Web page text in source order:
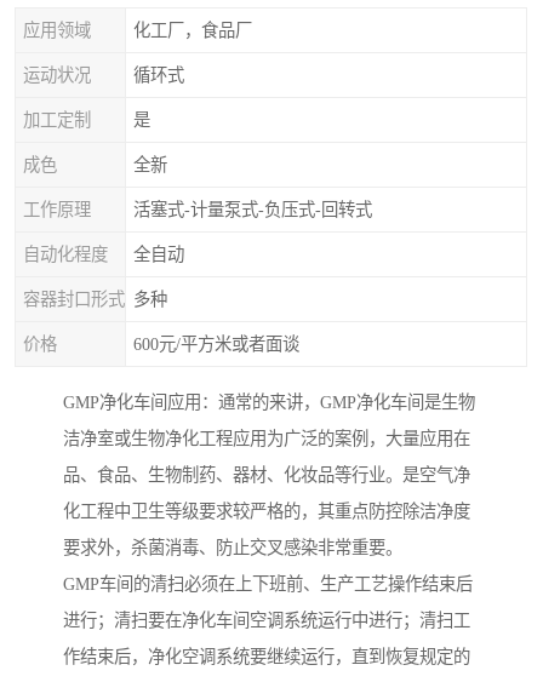
应用领域 化工厂，食品厂
运动状况 循环式
加工定制 是
成色 全新
工作原理 活塞式-计量泵式-负压式-回转式
自动化程度 全自动
容器封口形式 多种
价格 600元/平方米或者面谈
GMP净化车间应用：通常的来讲，GMP净化车间是生物
洁净室或生物净化工程应用为广泛的案例，大量应用在
品、食品、生物制药、器材、化妆品等行业。是空气净
化工程中卫生等级要求较严格的，其重点防控除洁净度
要求外，杀菌消毒、防止交叉感染非常重要。
GMP车间的清扫必须在上下班前、生产工艺操作结束后
进行；清扫要在净化车间空调系统运行中进行；清扫工
作结束后，净化空调系统要继续运行，直到恢复规定的